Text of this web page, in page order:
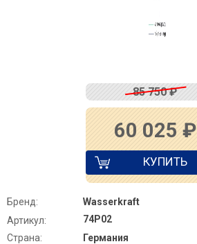
85 750₽
60 025 ₽
КУПИТЬ
Бренд:
Wasserkraft
Артикул:
74P02
Страна:
Германия